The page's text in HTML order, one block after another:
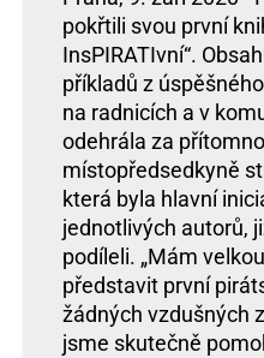
pokřtili svou první
InsPIRATIvní“.
příkladů z
na radnicích a v
odehrála za
místopředsedkyně
která byla hlavní
jednotlivých autorů,
podíleli. „Mám
představit první
žádných vzdušných
jsme skutečně